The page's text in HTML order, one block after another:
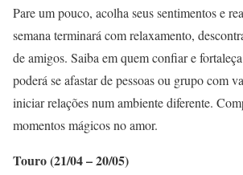
Pare um pouco, acolha seus sentimentos e
semana terminará com relaxamento,
de amigos. Saiba em quem confiar e
poderá se afastar de pessoas ou grupo com
iniciar relações num ambiente diferente.
momentos mágicos no amor.
Touro (21/04 – 20/05)